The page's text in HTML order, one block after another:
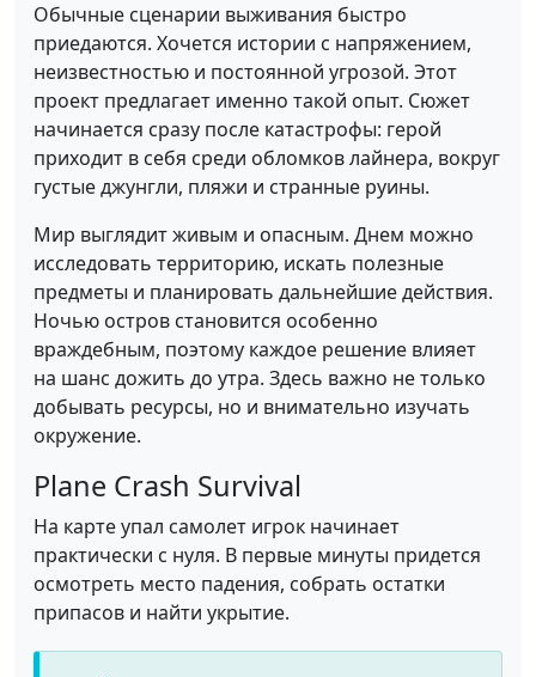
Обычные сценарии выживания быстро
приедаются. Хочется истории с напряжением,
неизвестностью и постоянной угрозой. Этот
проект предлагает именно такой опыт. Сюжет
начинается сразу после катастрофы: герой
приходит в себя среди обломков лайнера, вокруг
густые джунгли, пляжи и странные руины.
Мир выглядит живым и опасным. Днем можно
исследовать территорию, искать полезные
предметы и планировать дальнейшие действия.
Ночью остров становится особенно
враждебным, поэтому каждое решение влияет
на шанс дожить до утра. Здесь важно не только
добывать ресурсы, но и внимательно изучать
окружение.
Plane Crash Survival
На карте упал самолет игрок начинает
практически с нуля. В первые минуты придется
осмотреть место падения, собрать остатки
припасов и найти укрытие.